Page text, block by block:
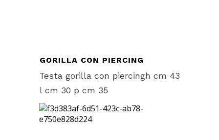
GORILLA CON PIERCING
Testa gorilla con piercingh cm 43
l cm 30 p cm 35